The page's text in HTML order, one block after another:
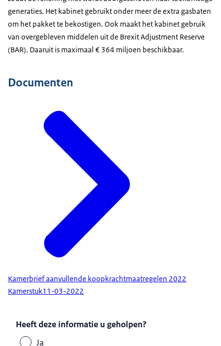
generaties. Het kabinet gebruikt onder meer de extra gasbaten
om het pakket te bekostigen. Ook maakt het kabinet gebruik
van overgebleven middelen uit de Brexit Adjustment Reserve
(BAR). Daaruit is maximaal € 364 miljoen beschikbaar.
Documenten
Kamerbrief aanvullende koopkrachtmaatregelen 2022
Kamerstuk11-03-2022
Heeft deze informatie u geholpen?
Ja